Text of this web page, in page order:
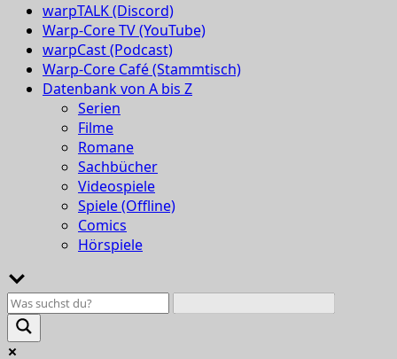
warpTALK (Discord)
Warp-Core TV (YouTube)
warpCast (Podcast)
Warp-Core Café (Stammtisch)
Datenbank von A bis Z
Serien
Filme
Romane
Sachbücher
Videospiele
Spiele (Offline)
Comics
Hörspiele